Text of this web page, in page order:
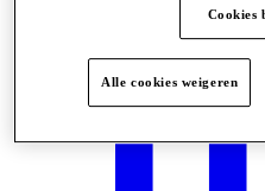
Cookies
Alle cookies weigeren